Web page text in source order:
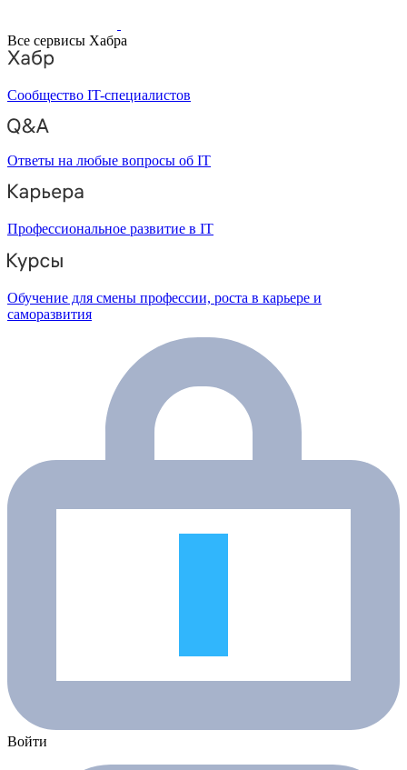
Все сервисы Хабра
Сообщество IT-специалистов
Ответы на любые вопросы об IT
Профессиональное развитие в IT
Обучение для смены профессии, роста в карьере и
саморазвития
Войти